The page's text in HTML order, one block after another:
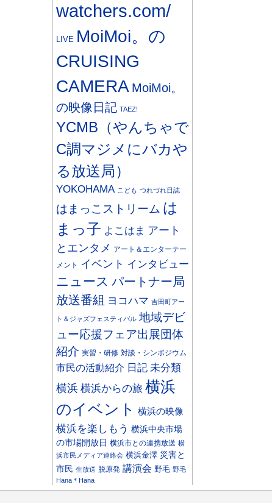
watchers.com/
LIVE MoiMoi。の
CRUISING
CAMERA MoiMoi。
の映像日記 TAEZ!
YCMB（やんちゃで
C調マジメにバカや
る放送局）
YOKOHAMA こども つれづれ日誌
はまっこストリーム は
まっ子 よこはま アート
とエンタメ アート＆エンターテー
メント
イベント インタビュー
ニュース パートナー局
放送番組 ヨコハマ 吉田町アー
ト＆ジャズフェスティバル 地域デビ
ュー応援フェア出展団体
紹介 実習・研修 対談・シンポジウム
市民の活動紹介 日記 未分類
横浜 横浜からの旅 横浜
のイベント
横浜の映像
横浜を楽しもう 横浜中央市場
の市場開放日 横浜市との連携放送 横
浜市民メディア連絡会 横浜金澤 災害と
市民 生放送 脱原発 講演会 野毛 野毛
Hana＊Hana